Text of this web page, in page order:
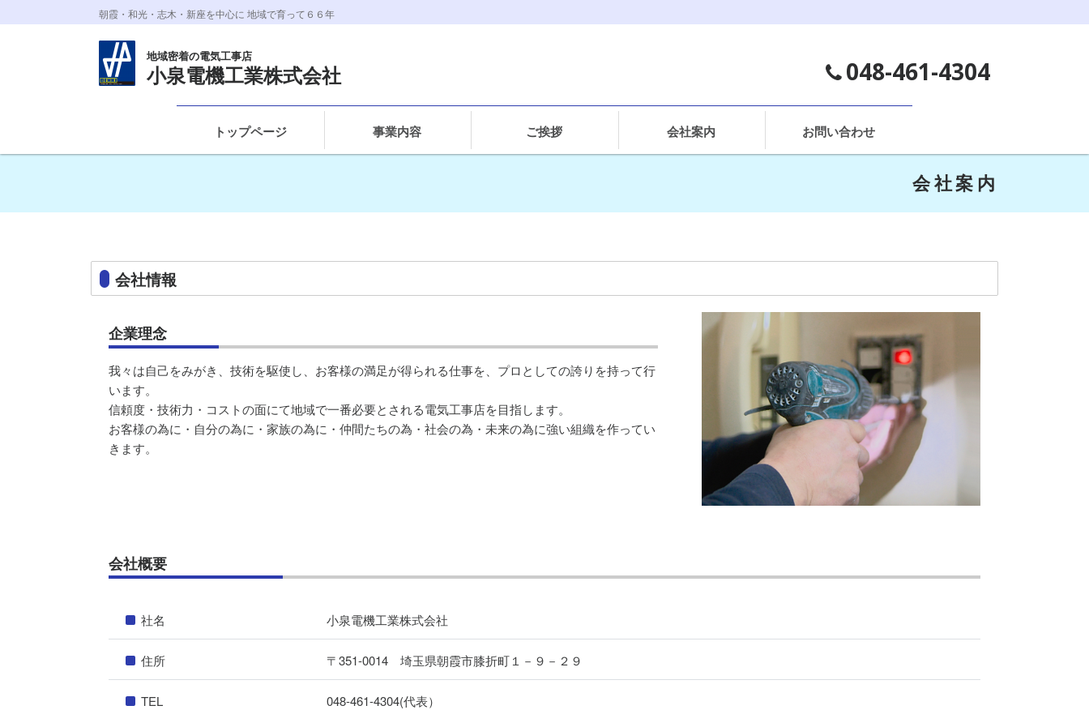
朝霞・和光・志木・新座を中心に 地域で育って６６年
地域密着の電気工事店
小泉電機工業株式会社 048-461-4304
トップページ 事業内容 ご挨拶 会社案内 お問い合わせ
会社案内
会社情報
企業理念
我々は自己をみがき、技術を駆使し、お客様の満足が得られる仕事を、プロとしての誇りを持って行
います。
信頼度・技術力・コストの面にて地域で一番必要とされる電気工事店を目指します。
お客様の為に・自分の為に・家族の為に・仲間たちの為・社会の為・未来の為に強い組織を作ってい
きます。
会社概要
社名 小泉電機工業株式会社
住所 〒351-0014 埼玉県朝霞市膝折町１－９－２９
TEL 048-461-4304(代表）